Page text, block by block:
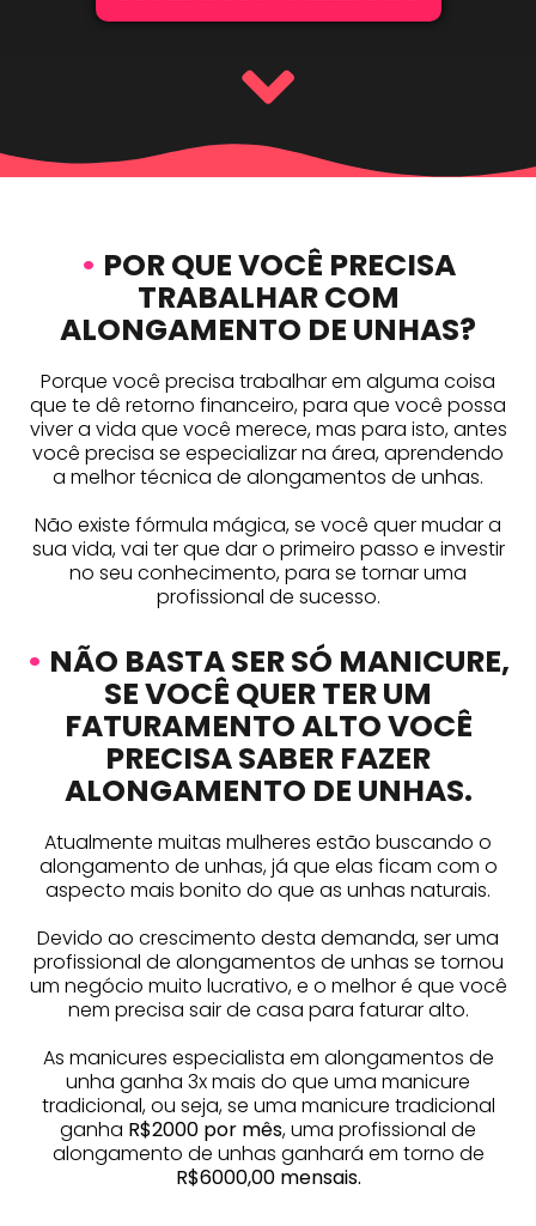
• POR QUE VOCÊ PRECISA
TRABALHAR COM
ALONGAMENTO DE UNHAS?
Porque você precisa trabalhar em alguma coisa
que te dê retorno financeiro, para que você possa
viver a vida que você merece, mas para isto, antes
você precisa se especializar na área, aprendendo
a melhor técnica de alongamentos de unhas.
Não existe fórmula mágica, se você quer mudar a
sua vida, vai ter que dar o primeiro passo e investir
no seu conhecimento, para se tornar uma
profissional de sucesso.
• NÃO BASTA SER SÓ MANICURE,
SE VOCÊ QUER TER UM
FATURAMENTO ALTO VOCÊ
PRECISA SABER FAZER
ALONGAMENTO DE UNHAS.
Atualmente muitas mulheres estão buscando o
alongamento de unhas, já que elas ficam com o
aspecto mais bonito do que as unhas naturais.
Devido ao crescimento desta demanda, ser uma
profissional de alongamentos de unhas se tornou
um negócio muito lucrativo, e o melhor é que você
nem precisa sair de casa para faturar alto.
As manicures especialista em alongamentos de
unha ganha 3x mais do que uma manicure
tradicional, ou seja, se uma manicure tradicional
ganha R$2000 por mês, uma profissional de
alongamento de unhas ganhará em torno de
R$6000,00 mensais.